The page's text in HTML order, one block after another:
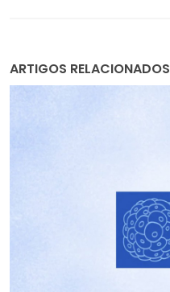
ARTIGOS RELACIONADOS